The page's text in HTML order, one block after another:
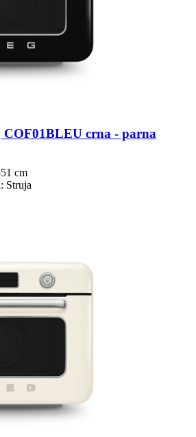
COF01BLEU crna - parna
cm
Struja